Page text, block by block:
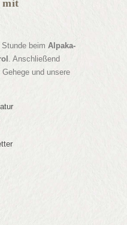
mit
beim Alpaka-
. Anschließend
und unsere